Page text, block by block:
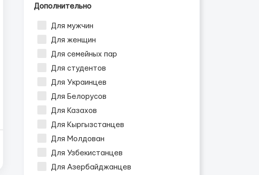
Дополнительно
Для мужчин
Для женщин
Для семейных пар
Для студентов
Для Украинцев
Для Белорусов
Для Казахов
Для Кыргызстанцев
Для Молдован
Для Узбекистанцев
Для Азербайджанцев